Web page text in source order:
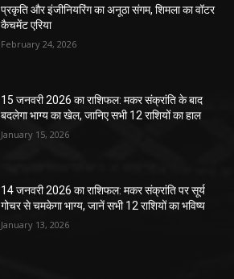
प्रकृति और इंजीनियरिंग का अनूठा संगम, शिमला का वॉटर
कैचमेंट एरिया
February 24, 2026
15 जनवरी 2026 का राशिफल: मकर संक्रांति के बाद
बदलेगा भाग्य का खेल, जानिए सभी 12 राशियों का हाल
January 15, 2026
14 जनवरी 2026 का राशिफल: मकर संक्रांति पर सूर्य
गोचर से चमकेगा भाग्य, जानें सभी 12 राशियों का भविष्य
January 13, 2026